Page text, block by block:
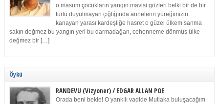
o masum çocukların yangın mavisi gözleri belki bir de bir
türlü duyulmayan çığlığında annelerin yüreğimizin
kanayan yarası kardeşliğe hasret o güzel ülkem sanma
sakın değmez bu yangın yeri bu darmadağan, cehenneme dönmüş ülke
değmez bir […]
Öykü
RANDEVU (Vizyoner) / EDGAR ALLAN POE
Orada beni bekle! O yankılı vadide Mutlaka buluşacağım